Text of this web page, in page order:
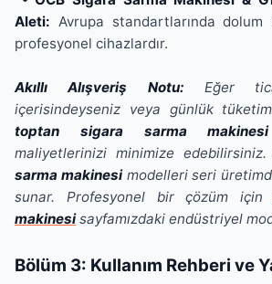
Aleti: Avrupa standartlarında dolum
profesyonel cihazlardır.
Akıllı Alışveriş Notu: Eğer
içerisindeyseniz veya günlük
toptan sigara sarma makinesi
maliyetlerinizi minimize
sarma makinesimodelleri seri
sunar. Profesyonel bir çözüm
makinesisayfamızdaki endüstriyel
Bölüm 3: Kullanım Rehberi ve